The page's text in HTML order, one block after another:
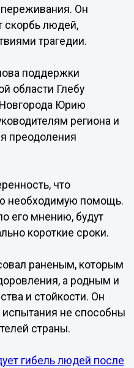
Он
скорбь людей,
трагедии.
поддержки
области Глебу
Юрию
региона и
преодоления
что
необходимую помощь.
его мнению, будут
короткие сроки.
раненым, которым
а родным и
и стойкости. Он
не способны
страны.
гибель людей после